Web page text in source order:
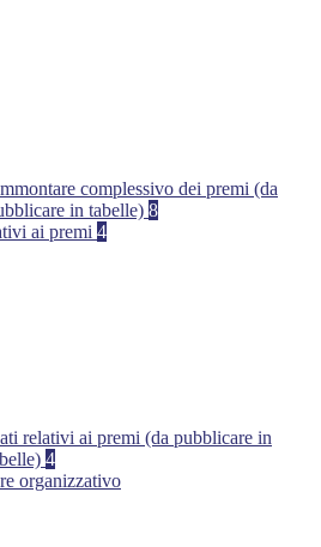
complessivo dei premi (da
in tabelle) 8
ai premi 4
relativi ai premi (da pubblicare in
4
organizzativo